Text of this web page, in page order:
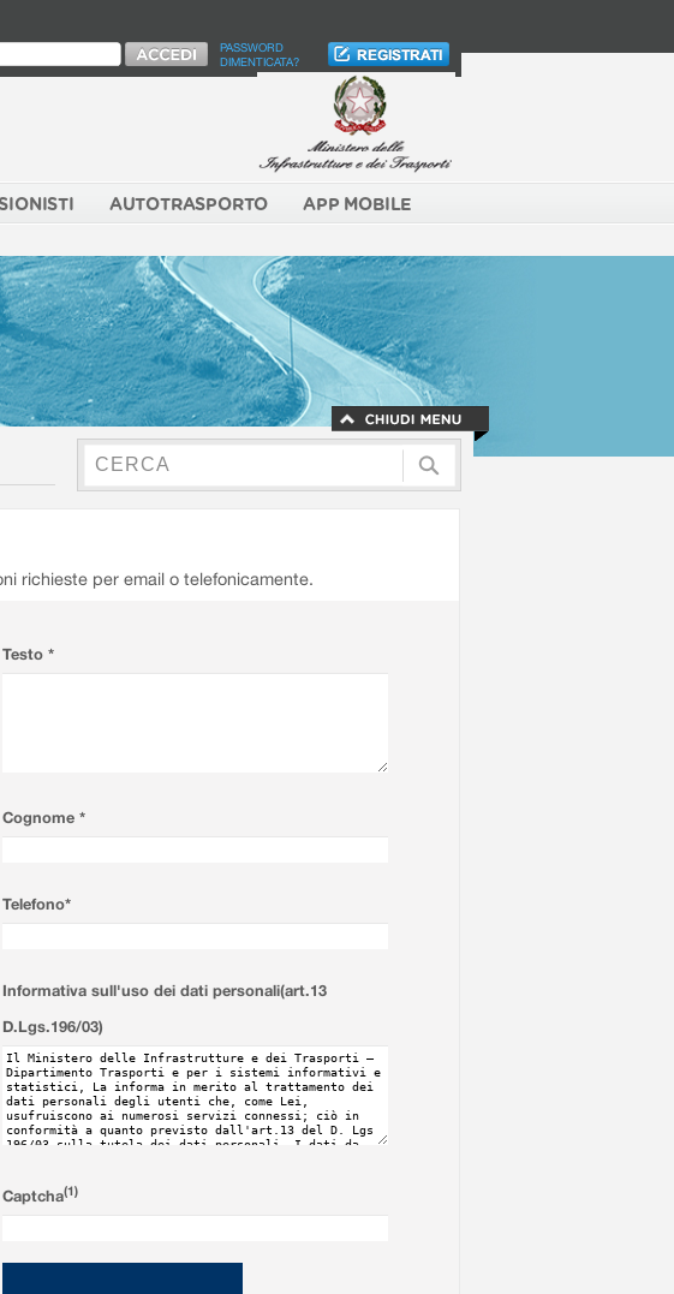
PASSWORD
DIMENTICATA?
AUTOTRASPORTO APP MOBILE
richieste per email o telefonicamente.
Testo *
Cognome *
Telefono*
Informativa sull'uso dei dati personali(art.13
D.Lgs.196/03)
Captcha(1)